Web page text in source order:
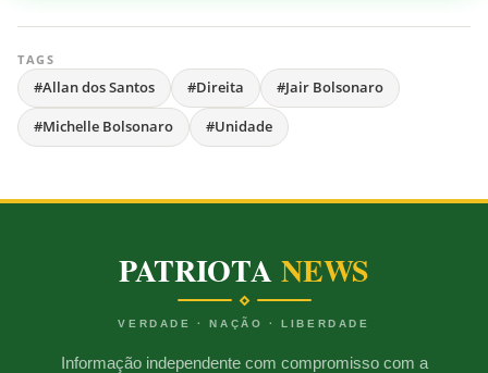
TAGS
#Allan dos Santos #Direita
#Jair Bolsonaro
#Michelle Bolsonaro
#Unidade
PATRIOTANEWS
VERDADE · NAÇÃO · LIBERDADE
Informação independente com compromisso com a